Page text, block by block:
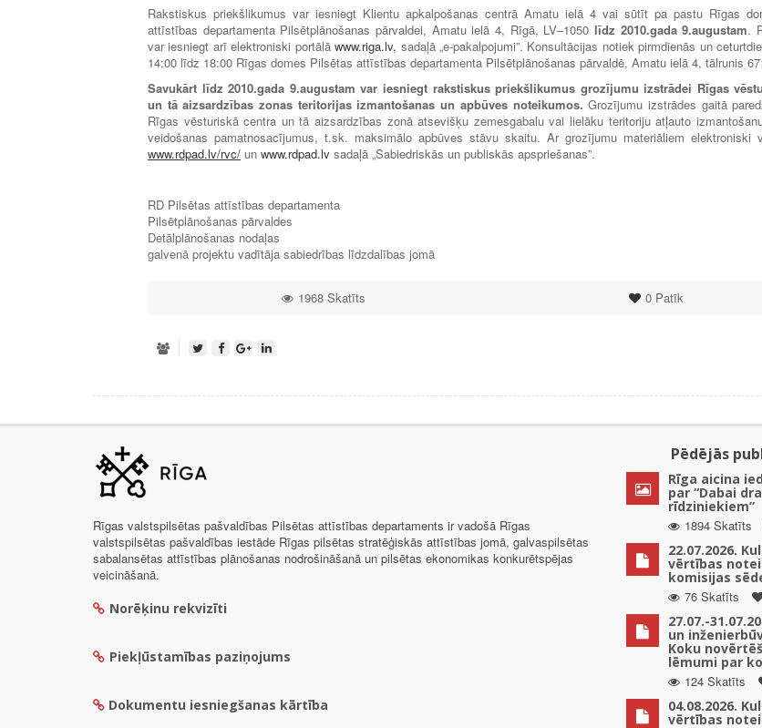
Rakstiskus priekšlikumus var iesniegt Klientu apkalpošanas centrā Amatu ielā 4 vai sūtīt pa pastu Rīgas
attīstības departamenta Pilsētplānošanas pārvaldei, Amatu ielā 4, Rīgā, LV–1050 līdz 2010.gada 9.augustam.
var iesniegt arī elektroniski portālāwww.riga.lv, sadaļā „e-pakalpojumi”. Konsultācijas notiek pirmdienās un
14:00 līdz 18:00 Rīgas domes Pilsētas attīstības departamenta Pilsētplānošanas pārvaldē, Amatu ielā 4, tālrunis
Savukārt līdz 2010.gada 9.augustam var iesniegt rakstiskus priekšlikumus grozījumu izstrādei Rīgas
un tā aizsardzības zonas teritorijas izmantošanas un apbūves noteikumos.Grozījumu izstrādes gaitā
Rīgas vēsturiskā centra un tā aizsardzības zonā atsevišķu zemesgabalu vai lielāku teritoriju atļauto
veidošanas pamatnosacījumus, t.sk. maksimālo apbūves stāvu skaitu. Ar grozījumu materiāliem elektroniski
www.rdpad.lv/rvc/ un www.rdpad.lv sadaļā „Sabiedriskās un publiskās apspriešanas”.
RD Pilsētas attīstības departamenta
Pilsētplānošanas pārvaldes
Detālplānošanas nodaļas
galvenā projektu vadītāja sabiedrības līdzdalības jomā
0Patīk
1968 Skatīts
Rīgas valstspilsētas pašvaldības Pilsētas attīstības departaments ir vadošā Rīgas
valstspilsētas pašvaldības iestāde Rīgas pilsētas stratēģiskās attīstības jomā, galvaspilsētas
sabalansētas attīstības plānošanas nodrošināšanā un pilsētas ekonomikas konkurētspējas
veicināšanā.
Norēķinu rekvizīti
Piekļūstamības paziņojums
Dokumentu iesniegšanas kārtība
Pēdējās
Rīga aicina
par “Dabai
rīdziniekiem”
1894 Skatīts
22.07.2026.
vērtības
komisijas
76 Skatīts
27.07.-
un
Koku
lēmumi par
124 Skatīts
04.08.2026.
vērtības